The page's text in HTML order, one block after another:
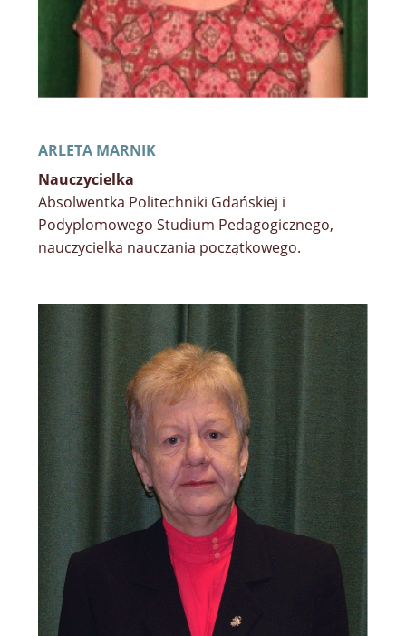
ARLETA MARNIK
Nauczycielka
Absolwentka Politechniki Gdańskiej i
Podyplomowego Studium Pedagogicznego,
nauczycielka nauczania początkowego.